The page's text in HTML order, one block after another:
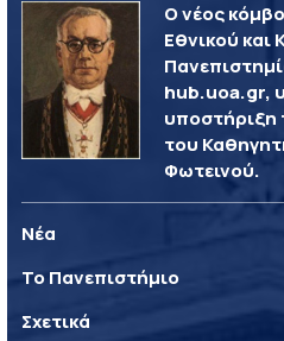
Ο νέος
Εθνικού και
hub.uoa.gr,
του
Φωτεινού.
Νέα
Το Πανεπιστήμιο
Σχετικά